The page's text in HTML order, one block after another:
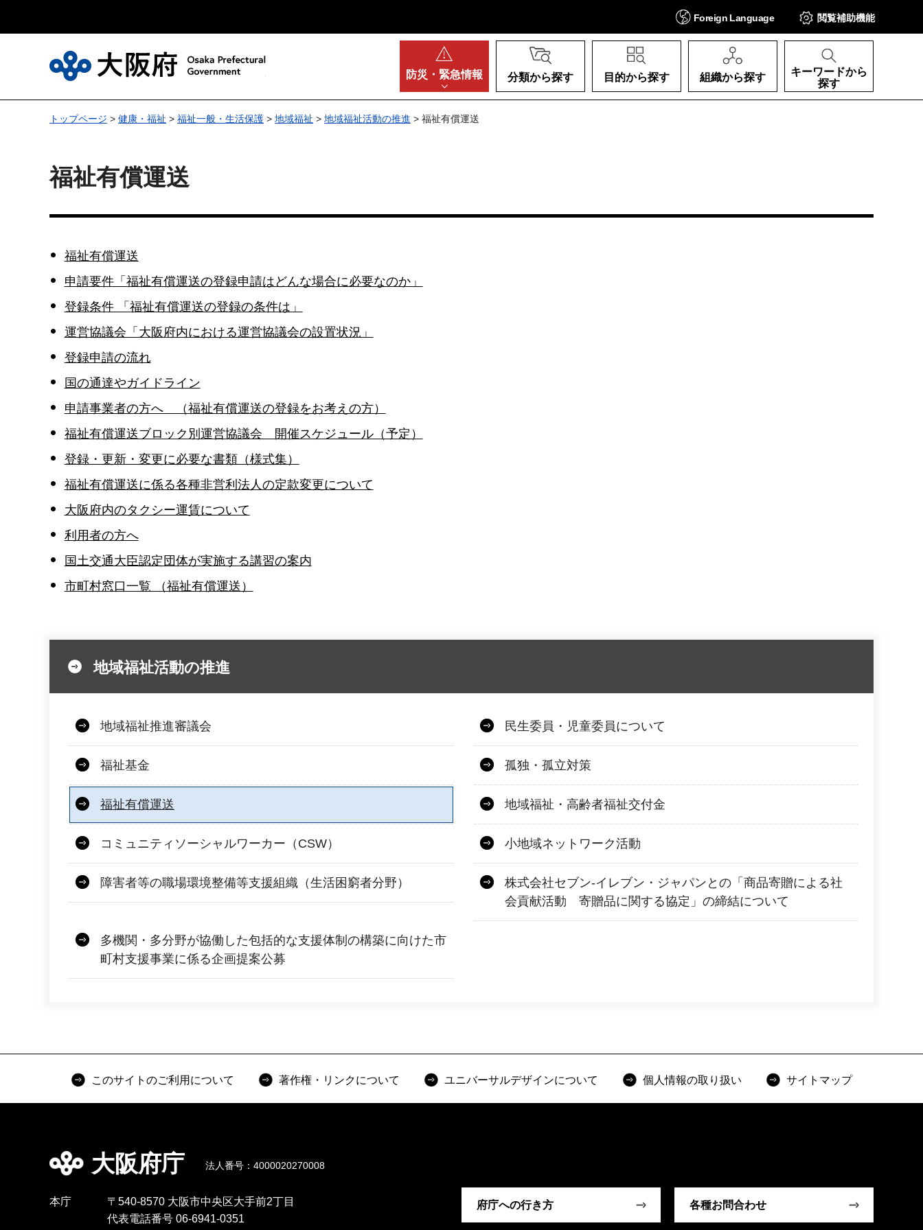
Foreign Language 閲覧補助機能
防災・ 緊急情報 分類から探す 目的から探す 組織から探す
キーワードから
探す
トップページ > 健康・福祉 > 福祉一般・生活保護 > 地域福祉 > 地域福祉活動の推進 > 福祉有償運送
福祉有償運送
福祉有償運送
申請要件「福祉有償運送の登録申請はどんな場合に必要なのか」
登録条件 「福祉有償運送の登録の条件は」
運営協議会「大阪府内における運営協議会の設置状況」
登録申請の流れ
国の通達やガイドライン
申請事業者の方へ （福祉有償運送の登録をお考えの方）
福祉有償運送ブロック別運営協議会 開催スケジュール（予定）
登録・更新・変更に必要な書類（様式集）
福祉有償運送に係る各種非営利法人の定款変更について
大阪府内のタクシー運賃について
利用者の方へ
国土交通大臣認定団体が実施する講習の案内
市町村窓口一覧 （福祉有償運送）
地域福祉活動の推進
地域福祉推進審議会 民生委員・児童委員について
福祉基金 孤独・孤立対策
福祉有償運送 地域福祉・高齢者福祉交付金
コミュニティソーシャルワーカー（CSW） 小地域ネットワーク活動
障害者等の職場環境整備等支援組織（生活困窮者分野）
株式会社セブン-イレブン・ジャパンとの「商品寄贈による社
会貢献活動 寄贈品に関する協定」の締結について
多機関・多分野が協働した包括的な支援体制の構築に向けた市
町村支援事業に係る企画提案公募
このサイトのご利用について 著作権・リンクについて ユニバーサルデザインについて 個人情報の取り扱い サイトマップ
大阪府庁 法人番号：4000020270008
本庁
〒540-8570 大阪市中央区大手前2丁目
代表電話番号 06-6941-0351
府庁への行き方 各種お問合わせ